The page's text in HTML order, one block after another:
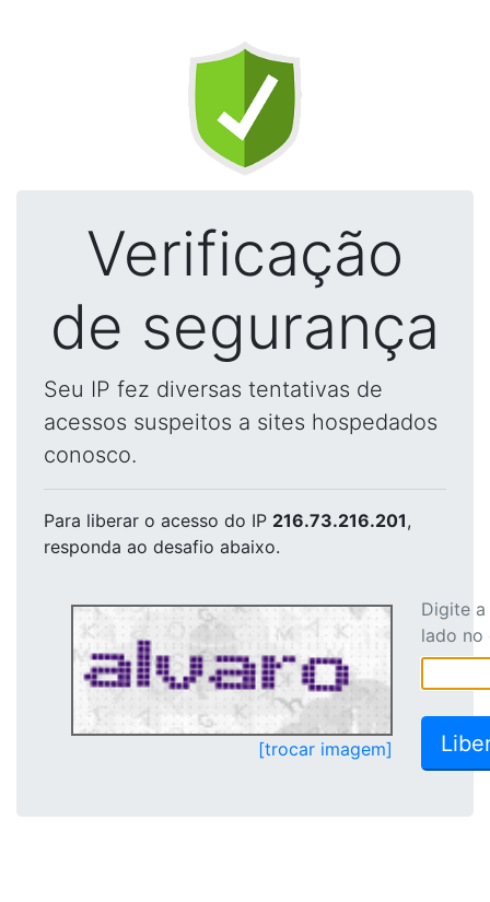
Verificação
de segurança
Seu IP fez diversas tentativas de
acessos suspeitos a sites hospedados
conosco.
Para liberar o acesso do IP 216.73.216.201,
responda ao desafio abaixo.
[trocar imagem]
Digite
lado no